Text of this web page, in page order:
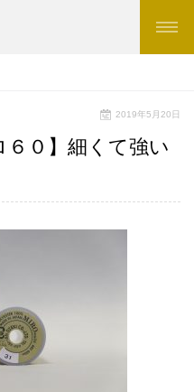
2019年5月20日
６０】細くて強い